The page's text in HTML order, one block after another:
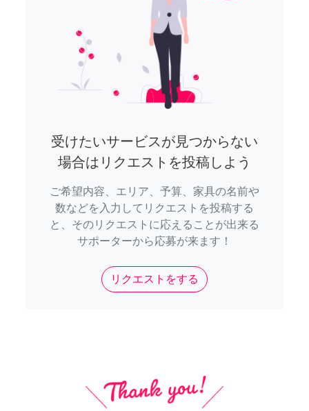
受けたいサービスが見つからない
場合はリクエストを投稿しよう
ご希望内容、エリア、予算、家具の名前や
数などを入力してリクエストを投稿する
と、そのリクエストに応えることが出来る
サポーターから応募が来ます！
リクエストをする